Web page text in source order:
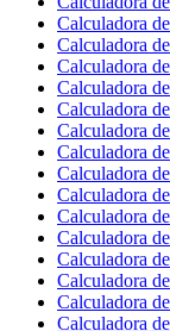
Calculadora
Calculadora
Calculadora
Calculadora
Calculadora
Calculadora
Calculadora
Calculadora
Calculadora
Calculadora
Calculadora
Calculadora
Calculadora
Calculadora
Calculadora